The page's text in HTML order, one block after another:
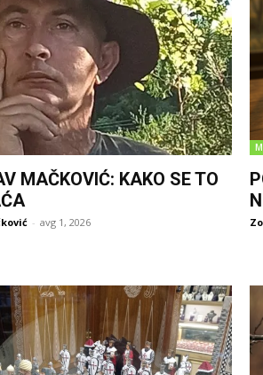
MAČKOVIĆ: KAKO SE TO
- avg 1, 2026